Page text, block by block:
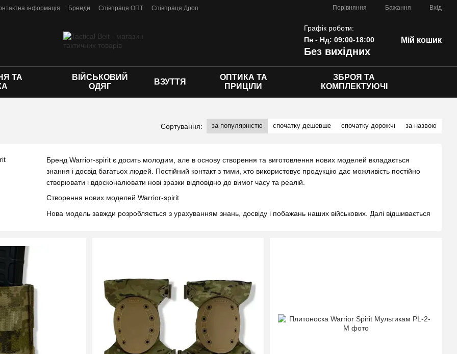
інформація Бренди Співпраця ОПТ
Співпраця Дроп
Порівняння Бажання Вхід
Графік роботи:
Пн - Нд: 09:00-18:00
Без вихідних
Мій кошик
ТА
ВІЙСЬКОВИЙ
ОДЯГ
ВЗУТТЯ
ОПТИКА ТА
ПРИЦІЛИ
ЗБРОЯ ТА
КОМПЛЕКТУЮЧІ
Сортування: за популярністю спочатку дешевше спочатку дорожчі за назвою
Бренд Warrior-spirit є досить молодим, але в основу створення та виготовлення нових моделей вкладається
знання і досвід багатьох людей. Постійний контакт з тими, хто використовує продукцію дає можливість постійно
створювати і вдосконалювати нові зразки відповідно до вимог часу та реалій.
Створення нових моделей Warrior-spirit
Нова модель завжди розробляється з урахуванням знань, досвіду і побажань наших військових. Далі відшивається
нашої діяльності. Ми виробляємо тактичний одяг та військове спорядження за категоріями, які є найбільш
актуальними в зоні бойових дій на даному етапі війни. У виробництві ми використовуємо тільки якісні і
технологічні матеріали, нові типи тканин і сучасний продуманий дизайн.